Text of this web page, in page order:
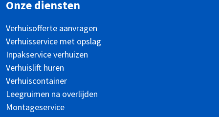
Onze diensten
Verhuisofferte aanvragen
Verhuisservice met opslag
Inpakservice verhuizen
Verhuislift huren
Verhuiscontainer
Leegruimen na overlijden
Montageservice